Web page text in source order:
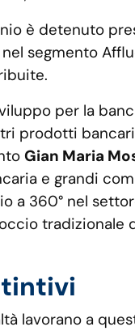
è detenuto
segmento
per la
prodotti
Gian Maria
e grandi
a 360° nel
lavorano a